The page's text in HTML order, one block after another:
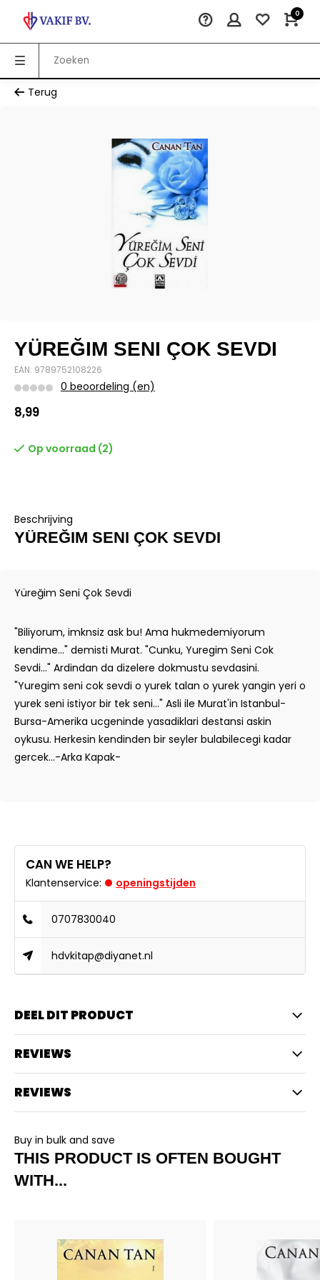
0
Terug
YÜREĞIM SENI ÇOK SEVDI
EAN: 9789752108226
0 beoordeling (en)
8,99
Op voorraad (2)
Beschrijving
YÜREĞIM SENI ÇOK SEVDI
Yüreğim Seni Çok Sevdi
"Biliyorum, imknsiz ask bu! Ama hukmedemiyorum
kendime..." demisti Murat. "Cunku, Yuregim Seni Cok
Sevdi..." Ardindan da dizelere dokmustu sevdasini.
"Yuregim seni cok sevdi o yurek talan o yurek yangin yeri o
yurek seni istiyor bir tek seni..." Asli ile Murat'in Istanbul-
Bursa-Amerika ucgeninde yasadiklari destansi askin
oykusu. Herkesin kendinden bir seyler bulabilecegi kadar
gercek...-Arka Kapak-
CAN WE HELP?
Klantenservice: openingstijden
0707830040
hdvkitap@diyanet.nl
DEEL DIT PRODUCT
REVIEWS
REVIEWS
Buy in bulk and save
THIS PRODUCT IS OFTEN BOUGHT
WITH...